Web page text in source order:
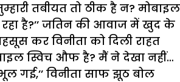
तबीयत तो ठीक है न? मोबाइल
है?’’ जतिन की आवाज में खुद के
कर विनीता को दिली राहत
स्विच औफ है? मैं ने देखा नहीं…
गई,’’ विनीता साफ झूठ बोल